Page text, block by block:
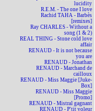
lucidity
R.E.M. - The one I love
Rachid TAHA - Barbès
[remixes]
Ray CHARLES - Without a
song (1 & 2)
REAL THING - Stone cold love
affair
RENAUD - It is not because
you are
RENAUD - Jonathan
RENAUD - Marchand de
cailloux
RENAUD - Miss Maggie [Juke-
Box]
RENAUD - Miss Maggie
[Promo]
RENAUD - Mistral gagnant
RENAUD - P'tit voleur